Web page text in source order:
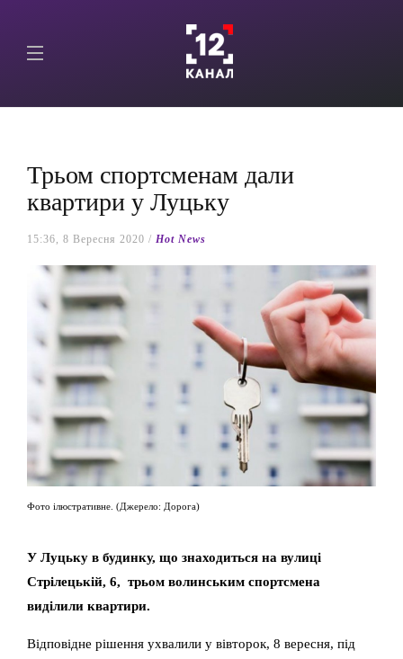
Трьом спортсменам дали
квартири у Луцьку
15:36, 8 Вересня 2020 / Hot News
Фото ілюстративне. (Джерело: Дорога)
У Луцьку в будинку, що знаходиться на вулиці
Стрілецькій, 6, трьом волинським спортсмена
виділили квартири.
Відповідне рішення ухвалили у вівторок, 8 вересня, під